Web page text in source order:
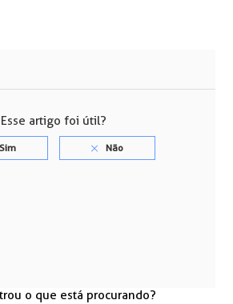
Esse artigo foi útil?
o que está procurando?